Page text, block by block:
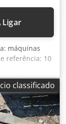
Ligar
máquinas
referência: 10
classificado